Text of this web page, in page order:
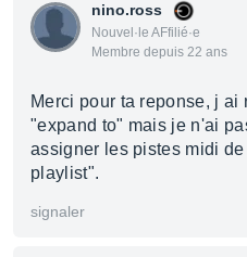
nino.ross
Nouvel·le AFfilié·e
Membre depuis 22 ans
Merci pour ta reponse, j
"expand to" mais je n'ai
assigner les pistes midi
playlist".
signaler